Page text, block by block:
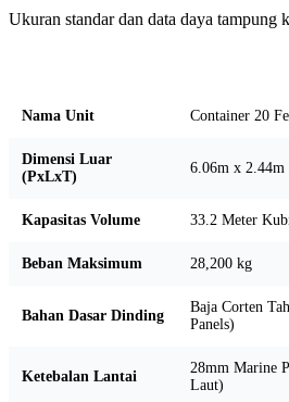
Ukuran standar dan data daya tampung
Nama Unit Container 20
Dimensi Luar
(PxLxT)
6.06m x 2.44m
Kapasitas Volume 33.2 Meter
Beban Maksimum 28,200 kg
Bahan Dasar Dinding
Baja Corten
Panels)
Ketebalan Lantai
28mm Marine
Laut)